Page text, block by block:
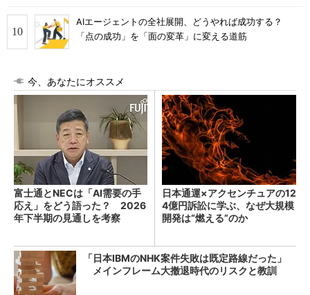
AIエージェントの全社展開、どうやれば成功する？
「点の成功」を「面の変革」に変える道筋
今、あなたにオススメ
富士通とNECは「AI需要の手
応え」をどう語った？ 2026
年下半期の見通しを考察
日本通運×アクセンチュアの12
4億円訴訟に学ぶ、なぜ大規模
開発は“燃える”のか
「日本IBMのNHK案件失敗は既定路線だった」
メインフレーム大撤退時代のリスクと教訓